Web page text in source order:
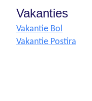
Vakanties
Vakantie Bol
Vakantie Postira